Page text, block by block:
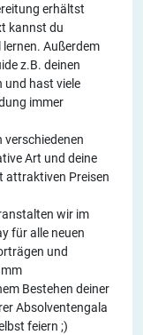
erhältst
kannst du
Außerdem
z.B. deinen
und hast viele
immer
verschiedenen
Art und deine
attraktiven Preisen
wir im
für alle neuen
und
Bestehen deiner
Absolventengala
feiern ;)